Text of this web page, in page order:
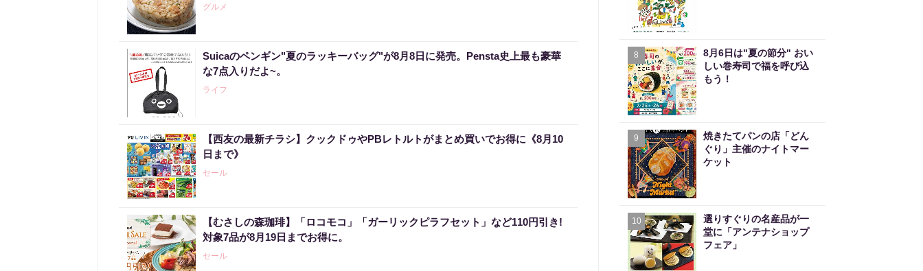
グルメ
Suicaのペンギン"夏のラッキーバッグ"が8月8日に発売。Pensta史上最も豪華
な7点入りだよ~。
ライフ
【西友の最新チラシ】クックドゥやPBレトルトがまとめ買いでお得に《8月10
日まで》
セール
【むさしの森珈琲】「ロコモコ」「ガーリックピラフセット」など110円引き!
対象7品が8月19日までお得に。
セール
8
8月6日は"夏の節分" おい
しい巻寿司で福を呼び込
もう！
9
焼きたてパンの店「どん
ぐり」主催のナイトマー
ケット
10
選りすぐりの名産品が一
堂に「アンテナショップ
フェア」